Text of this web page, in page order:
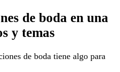
de boda en una
y temas
de boda tiene algo para